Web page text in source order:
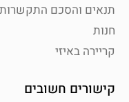
תנאים והסכם התקשרות
חנות
קריירה באיזי
קישורים חשובים